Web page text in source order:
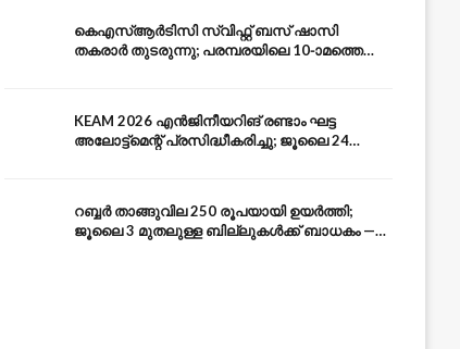
കെഎസ്ആർടിസി സ്വിഫ്റ്റ് ബസ് ഷാസി
തകരാർ തുടരുന്നു; പരമ്പരയിലെ 10-ാമത്തെ
KEAM 2026 എൻജിനീയറിങ് രണ്ടാം ഘട്ട
അലോട്ട്മെന്റ് പ്രസിദ്ധീകരിച്ചു; ജൂലൈ 24
റബ്ബർ താങ്ങുവില 250 രൂപയായി ഉയർത്തി;
ജൂലൈ 3 മുതലുള്ള ബില്ലുകൾക്ക് ബാധകം —